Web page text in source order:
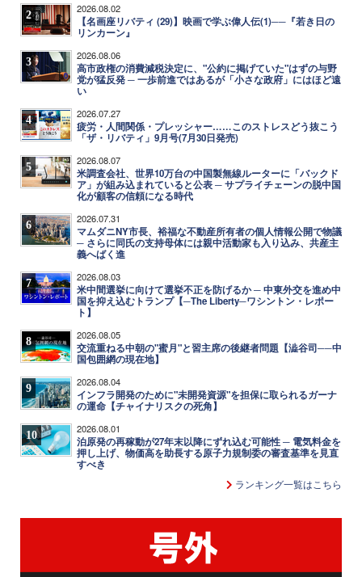
2 2026.08.02
【名画座リバティ (29)】映画で学ぶ偉人伝(1)──『若き日の
リンカーン』
3 2026.08.06
高市政権の消費減税決定に、"公約に掲げていた"はずの与野
党が猛反発 ─ 一歩前進ではあるが「小さな政府」にはほど遠
い
4 2026.07.27
疲労・人間関係・プレッシャー……このストレスどう抜こう
「ザ・リバティ」9月号(7月30日発売)
5 2026.08.07
米調査会社、世界10万台の中国製無線ルーターに「バックド
ア」が組み込まれていると公表 ─ サプライチェーンの脱中国
化が顧客の信頼になる時代
6 2026.07.31
マムダニNY市長、裕福な不動産所有者の個人情報公開で物議
─ さらに同氏の支持母体には親中活動家も入り込み、共産主
義へばく進
7 2026.08.03
米中間選挙に向けて選挙不正を防げるか ─ 中東外交を進め中
国を抑え込むトランプ【─The Liberty─ワシントン・レポー
ト】
8 2026.08.05
交流重ねる中朝の"蜜月"と習主席の後継者問題【澁谷司──中
国包囲網の現在地】
9 2026.08.04
インフラ開発のために"未開発資源"を担保に取られるガーナ
の運命【チャイナリスクの死角】
10 2026.08.01
泊原発の再稼動が27年末以降にずれ込む可能性 ─ 電気料金を
押し上げ、物価高を助長する原子力規制委の審査基準を見直
すべき
ランキング一覧はこちら